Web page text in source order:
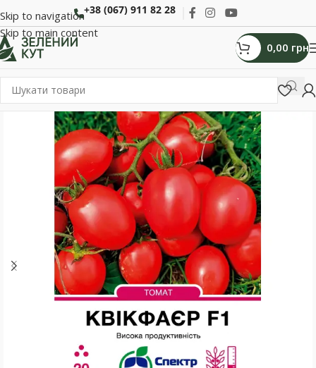
Skip to navigation
Skip to main content
+38 (067) 911 82 28
0,00 грн